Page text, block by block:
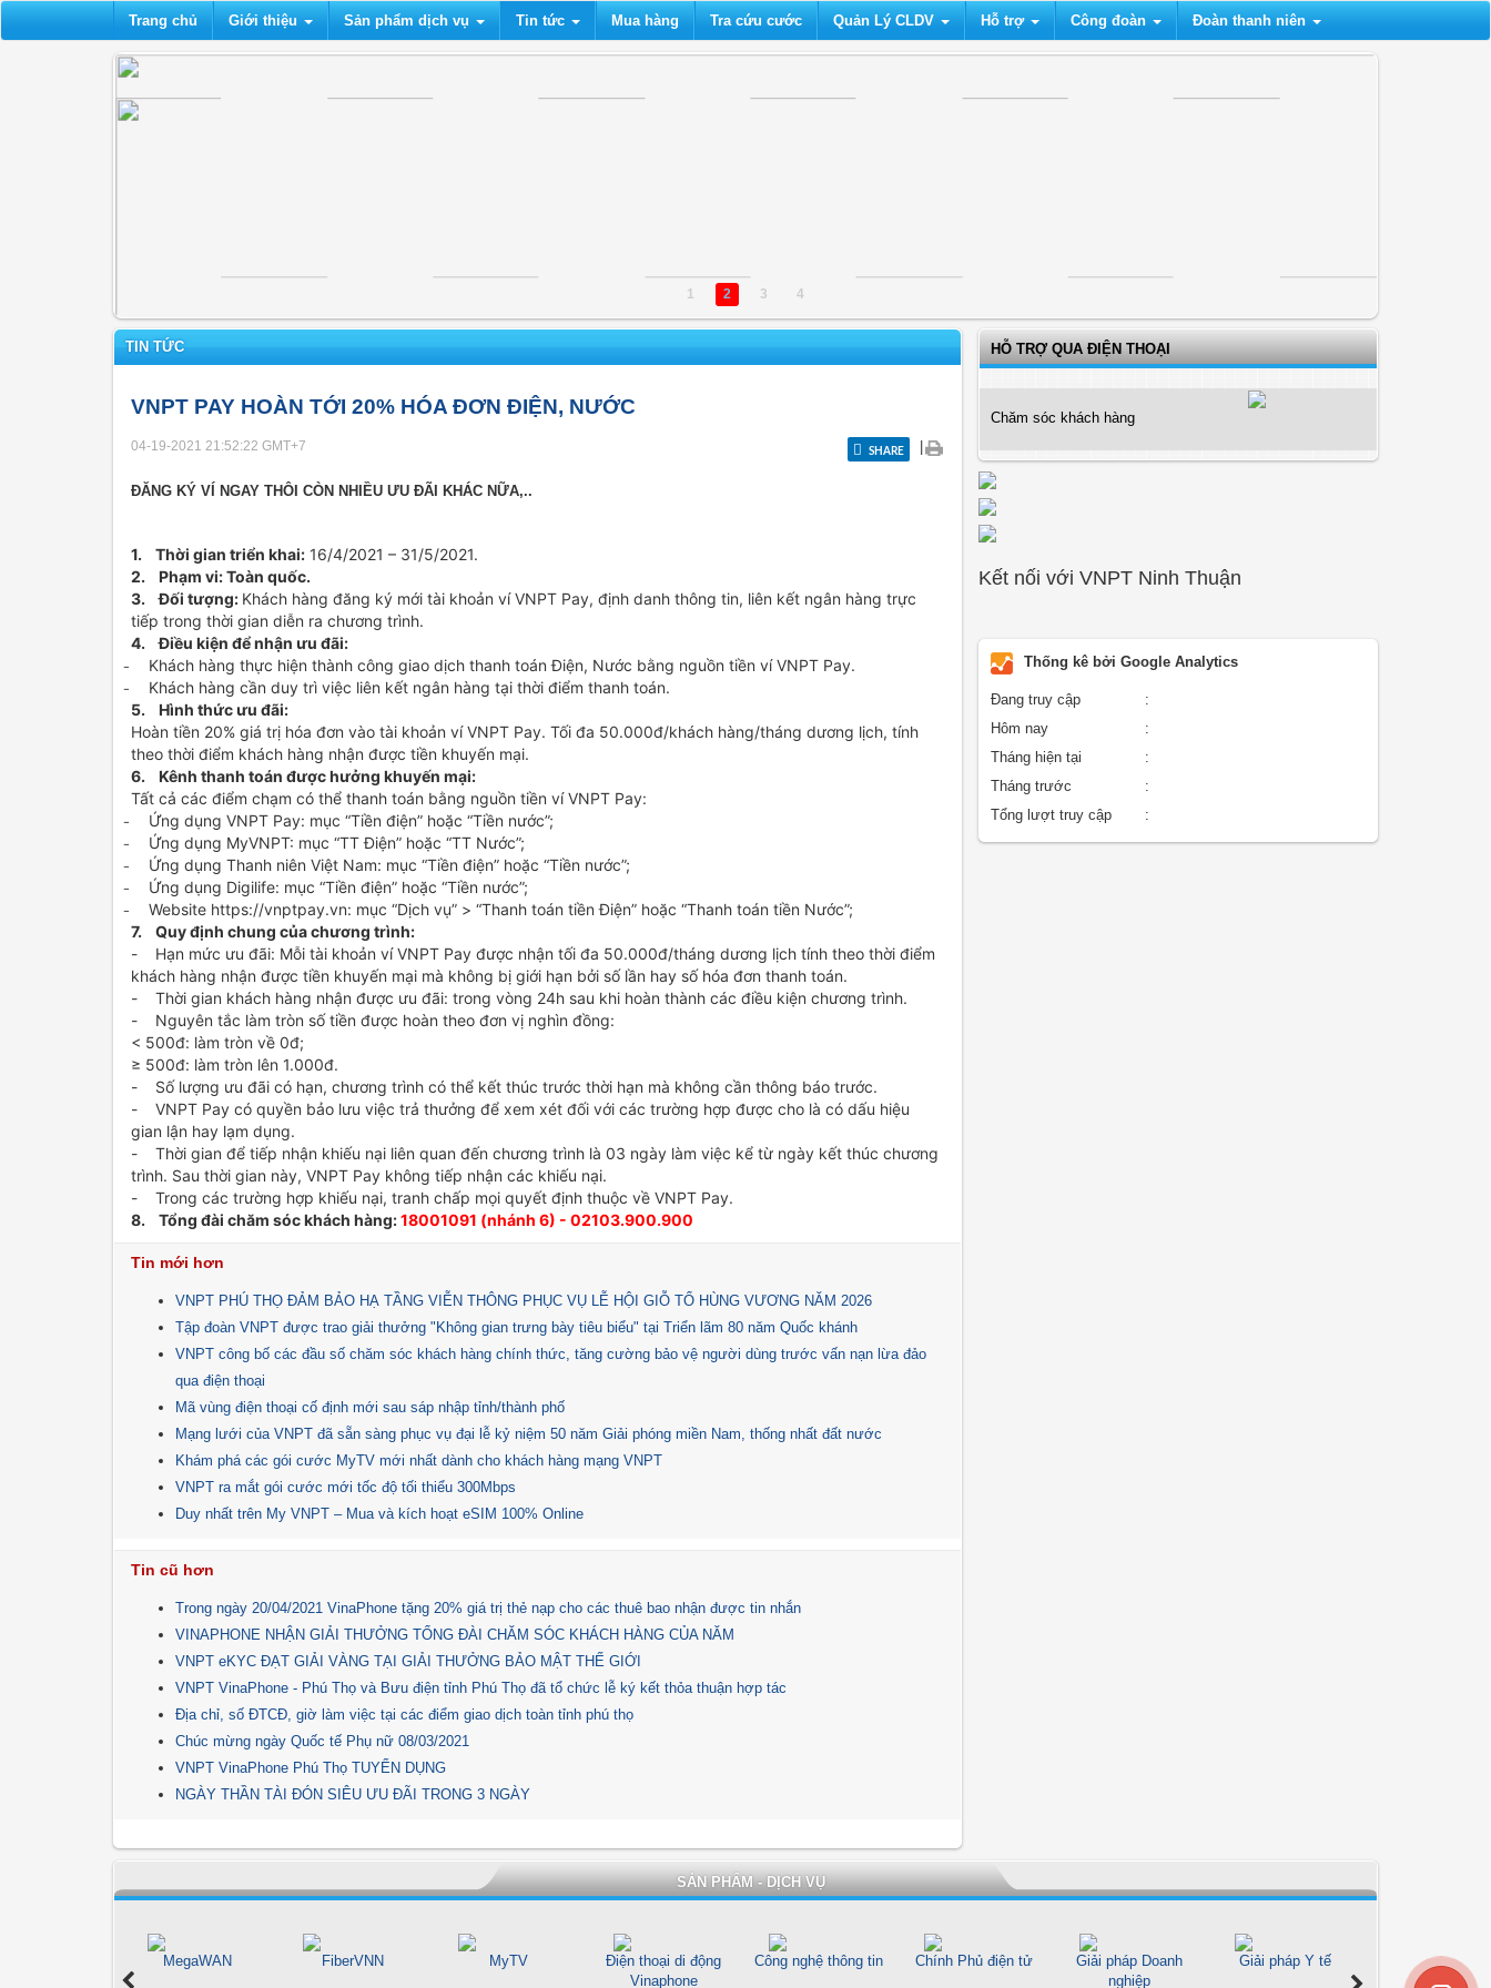
Trang chủ Giới thiệu Sản phẩm dịch vụ Tin tức Mua hàng Tra cứu cước Quản Lý CLDV Hỗ trợ Công đoàn Đoàn thanh niên
1 2 3 4
TIN TỨC
VNPT PAY HOÀN TỚI 20% HÓA ĐƠN ĐIỆN, NƯỚC
04-19-2021 21:52:22 GMT+7 SHARE
ĐĂNG KÝ VÍ NGAY THÔI CÒN NHIỀU ƯU ĐÃI KHÁC NỮA,..
1. Thời gian triển khai: 16/4/2021 – 31/5/2021.
2. Phạm vi: Toàn quốc.
3. Đối tượng: Khách hàng đăng ký mới tài khoản ví VNPT Pay, định danh thông tin, liên kết ngân hàng trực
tiếp trong thời gian diễn ra chương trình.
4. Điều kiện để nhận ưu đãi:
̵ Khách hàng thực hiện thành công giao dịch thanh toán Điện, Nước bằng nguồn tiền ví VNPT Pay.
̵ Khách hàng cần duy trì việc liên kết ngân hàng tại thời điểm thanh toán.
5. Hình thức ưu đãi:
Hoàn tiền 20% giá trị hóa đơn vào tài khoản ví VNPT Pay. Tối đa 50.000đ/khách hàng/tháng dương lịch, tính
theo thời điểm khách hàng nhận được tiền khuyến mại.
6. Kênh thanh toán được hưởng khuyến mại:
Tất cả các điểm chạm có thể thanh toán bằng nguồn tiền ví VNPT Pay:
̵ Ứng dụng VNPT Pay: mục “Tiền điện” hoặc “Tiền nước”;
̵ Ứng dụng MyVNPT: mục “TT Điện” hoặc “TT Nước”;
̵ Ứng dụng Thanh niên Việt Nam: mục “Tiền điện” hoặc “Tiền nước”;
̵ Ứng dụng Digilife: mục “Tiền điện” hoặc “Tiền nước”;
̵ Website https://vnptpay.vn: mục “Dịch vụ” > “Thanh toán tiền Điện” hoặc “Thanh toán tiền Nước”;
7. Quy định chung của chương trình:
- Hạn mức ưu đãi: Mỗi tài khoản ví VNPT Pay được nhận tối đa 50.000đ/tháng dương lịch tính theo thời điểm
khách hàng nhận được tiền khuyến mại mà không bị giới hạn bởi số lần hay số hóa đơn thanh toán.
- Thời gian khách hàng nhận được ưu đãi: trong vòng 24h sau khi hoàn thành các điều kiện chương trình.
- Nguyên tắc làm tròn số tiền được hoàn theo đơn vị nghìn đồng:
< 500đ: làm tròn về 0đ;
≥ 500đ: làm tròn lên 1.000đ.
- Số lượng ưu đãi có hạn, chương trình có thể kết thúc trước thời hạn mà không cần thông báo trước.
- VNPT Pay có quyền bảo lưu việc trả thưởng để xem xét đối với các trường hợp được cho là có dấu hiệu
gian lận hay lạm dụng.
- Thời gian để tiếp nhận khiếu nại liên quan đến chương trình là 03 ngày làm việc kể từ ngày kết thúc chương
trình. Sau thời gian này, VNPT Pay không tiếp nhận các khiếu nại.
- Trong các trường hợp khiếu nại, tranh chấp mọi quyết định thuộc về VNPT Pay.
8. Tổng đài chăm sóc khách hàng:18001091 (nhánh 6) - 02103.900.900
Tin mới hơn
VNPT PHÚ THỌ ĐẢM BẢO HẠ TẦNG VIỄN THÔNG PHỤC VỤ LỄ HỘI GIỖ TỔ HÙNG VƯƠNG NĂM 2026
Tập đoàn VNPT được trao giải thưởng "Không gian trưng bày tiêu biểu" tại Triển lãm 80 năm Quốc khánh
VNPT công bố các đầu số chăm sóc khách hàng chính thức, tăng cường bảo vệ người dùng trước vấn nạn lừa đảo
qua điện thoại
Mã vùng điện thoại cố định mới sau sáp nhập tỉnh/thành phố
Mạng lưới của VNPT đã sẵn sàng phục vụ đại lễ kỷ niệm 50 năm Giải phóng miền Nam, thống nhất đất nước
Khám phá các gói cước MyTV mới nhất dành cho khách hàng mạng VNPT
VNPT ra mắt gói cước mới tốc độ tối thiểu 300Mbps
Duy nhất trên My VNPT – Mua và kích hoạt eSIM 100% Online
Tin cũ hơn
Trong ngày 20/04/2021 VinaPhone tặng 20% giá trị thẻ nạp cho các thuê bao nhận được tin nhắn
VINAPHONE NHẬN GIẢI THƯỞNG TỔNG ĐÀI CHĂM SÓC KHÁCH HÀNG CỦA NĂM ️
VNPT eKYC ĐẠT GIẢI VÀNG TẠI GIẢI THƯỞNG BẢO MẬT THẾ GIỚI
VNPT VinaPhone - Phú Thọ và Bưu điện tỉnh Phú Thọ đã tổ chức lễ ký kết thỏa thuận hợp tác
Địa chỉ, số ĐTCĐ, giờ làm việc tại các điểm giao dịch toàn tỉnh phú thọ
Chúc mừng ngày Quốc tế Phụ nữ 08/03/2021
VNPT VinaPhone Phú Thọ TUYỂN DỤNG
NGÀY THẦN TÀI ĐÓN SIÊU ƯU ĐÃI TRONG 3 NGÀY
HỖ TRỢ QUA ĐIỆN THOẠI
Chăm sóc khách hàng
Kết nối với VNPT Ninh Thuận
Thống kê bởi Google Analytics
Đang truy cập
:
Hôm nay
:
Tháng hiện tại
:
Tháng trước
:
Tổng lượt truy cập
:
SẢN PHẨM - DỊCH VỤ
MegaWAN FiberVNN MyTV
Điện thoại di động
Vinaphone
Công nghệ thông tin Chính Phủ điện tử
Giải pháp Doanh
nghiệp
Giải pháp Y tế Giải pháp Giáo